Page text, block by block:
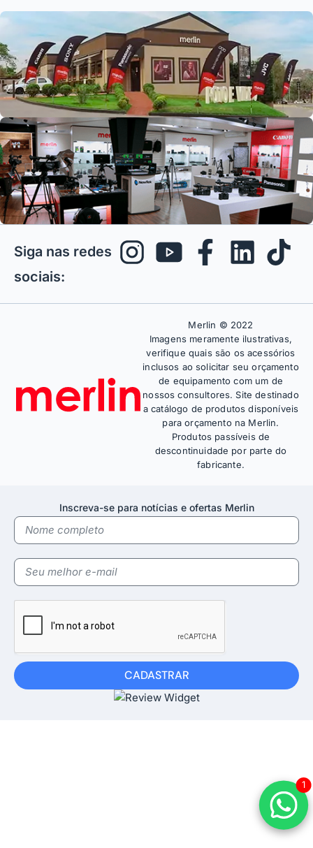
Inscreva-se para notícias e ofertas Merlin
CADASTRAR
Siga nas redes
sociais:
Merlin © 2022
Imagens meramente ilustrativas,
verifique quais são os acessórios
inclusos ao solicitar seu orçamento
de equipamento com um de
nossos consultores. Site destinado
a catálogo de produtos disponíveis
para orçamento na Merlin.
Produtos passíveis de
descontinuidade por parte do
fabricante.